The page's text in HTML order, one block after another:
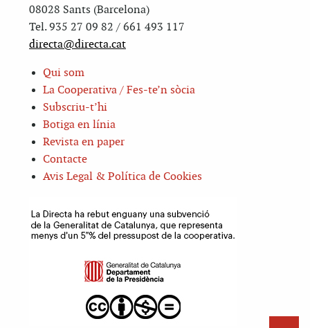
08028 Sants (Barcelona)
Tel. 935 27 09 82 / 661 493 117
directa@directa.cat
Qui som
La Cooperativa / Fes-te’n sòcia
Subscriu-t’hi
Botiga en línia
Revista en paper
Contacte
Avis Legal & Política de Cookies